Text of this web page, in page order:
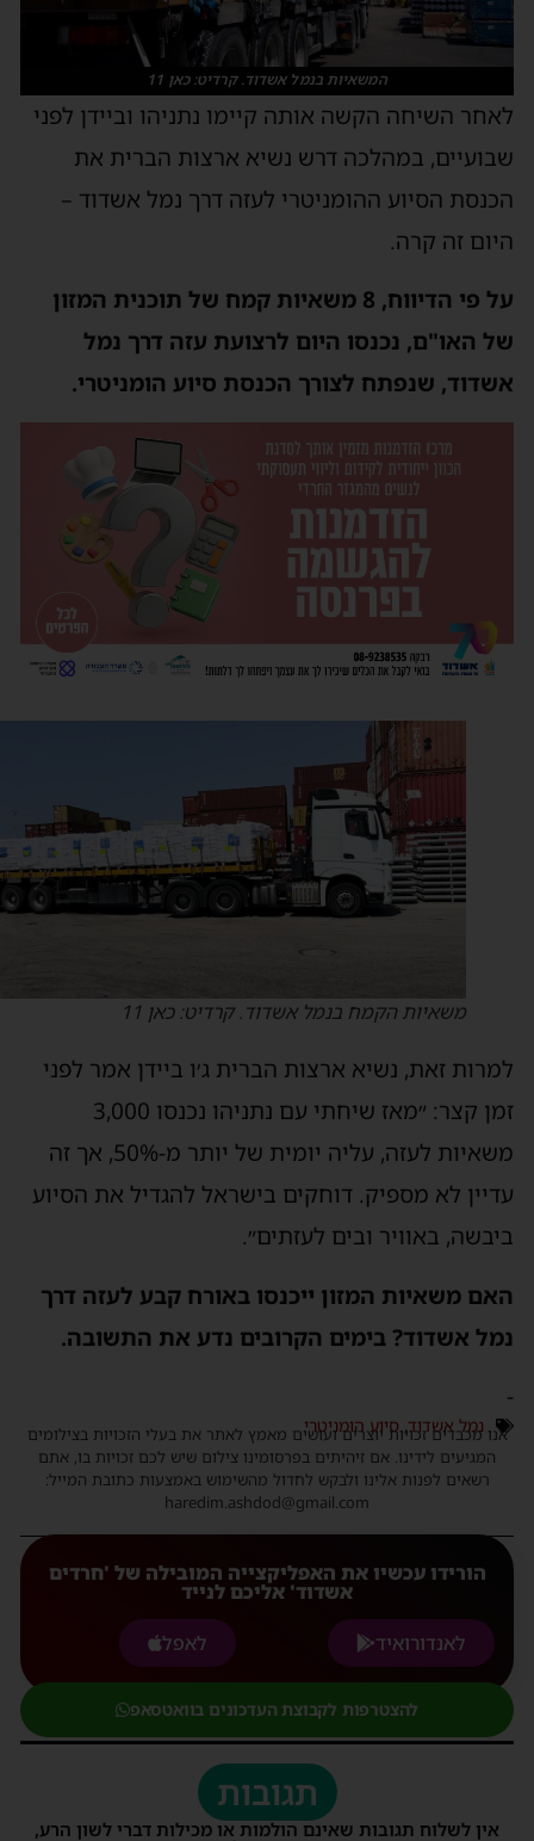
המשאיות בנמל אשדוד. קרדיט: כאן 11
השיחה הקשה אותה קיימו נתניהו וביידן לפני
במהלכה דרש נשיא ארצות הברית את
הסיוע ההומניטרי לעזה דרך נמל אשדוד –
זה קרה.
על פי הדיווח, 8 משאיות קמח של תוכנית המזון
האו"ם, נכנסו היום לרצועת עזה דרך נמל
שנפתח לצורך הכנסת סיוע הומניטרי.
משאיות הקמח בנמל אשדוד. קרדיט: כאן 11
זאת, נשיא ארצות הברית ג׳ו ביידן אמר לפני
זמן קצר: ״מאז שיחתי עם נתניהו נכנסו 3,000
משאיות לעזה, עליה יומית של יותר מ-50%, אך זה
לא מספיק. דוחקים בישראל להגדיל את הסיוע
באוויר ובים לעזתים״.
משאיות המזון ייכנסו באורח קבע לעזה דרך
אשדוד? בימים הקרובים נדע את התשובה.
נמל אשדוד,סיוע הומניטרי
אנו מכבדים זכויות יוצרים ועושים מאמץ לאתר את בעלי הזכויות בצילומים
המגיעים לידינו. אם זיהיתים בפרסומינו צילום שיש לכם זכויות בו, אתם
רשאים לפנות אלינו ולבקש לחדול מהשימוש באמצעות כתובת המייל:
haredim.ashdod@gmail.com
הורידו עכשיו את האפליקצייה המובילה של 'חרדים
אשדוד' אליכם לנייד
לאנדורואיד
לאפל
להצטרפות לקבוצת העדכונים בוואטסאפ
תגובות
אין לשלוח תגובות שאינם הולמות או מכילות דברי לשון הרע,